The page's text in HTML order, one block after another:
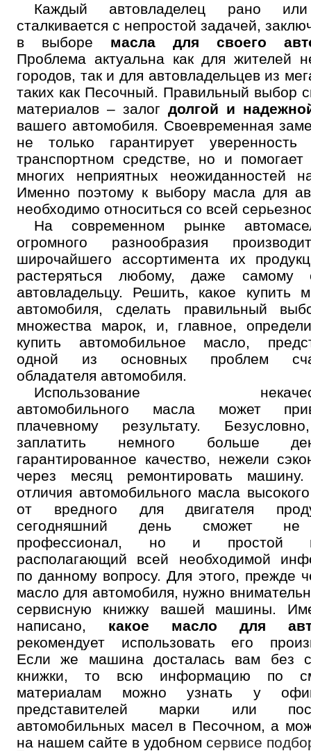
Каждый автовладелец рано
сталкивается с непростой задачей,
в выборе масла для своего
Проблема актуальна как для жителей
городов, так и для автовладельцев из
таких как Песочный. Правильный выбор
материалов – залог долгой и
вашего автомобиля. Своевременная
не только гарантирует
транспортном средстве, но и помогает
многих неприятных неожиданностей
Именно поэтому к выбору масла для
необходимо относиться со всей
На современном рынке
огромного разнообразия
широчайшего ассортимента их
растеряться любому, даже самому
автовладельцу. Решить, какое купить
автомобиля, сделать правильный
множества марок, и, главное,
купить автомобильное масло,
одной из основных проблем
обладателя автомобиля.
Использование
автомобильного масла может
плачевному результату.
заплатить немного больше
гарантированное качество, нежели
через месяц ремонтировать
отличия автомобильного масла
от вредного для двигателя
сегодняшний день сможет не
профессионал, но и простой
располагающий всей необходимой
по данному вопросу. Для этого, прежде
масло для автомобиля, нужно
сервисную книжку вашей машины.
написано, какое масло для
рекомендует использовать его
Если же машина досталась вам без
книжки, то всю информацию по
материалам можно узнать у
представителей марки или
автомобильных масел в Песочном, а
на нашем сайте в удобном сервисе